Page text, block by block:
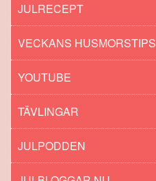
JULRECEPT
VECKANS HUSMORSTIPS
YOUTUBE
TÄVLINGAR
JULPODDEN